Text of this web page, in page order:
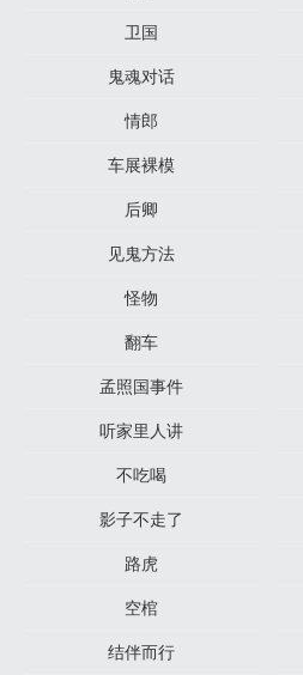
卫国
鬼魂对话
情郎
车展裸模
后卿
见鬼方法
怪物
翻车
孟照国事件
听家里人讲
不吃喝
影子不走了
路虎
空棺
结伴而行